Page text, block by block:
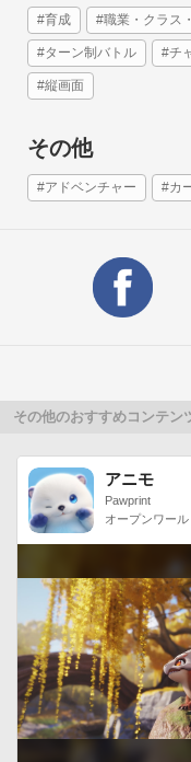
冒険者の店
また、街で困っている
ぞ！
自分の冒険に適した仲
悪事ばかりを働く
悪事を働くと大きな
#育成 #職業・クラス
#ターン制バトル #チ
#縦画面
その他
#アドベンチャー #カ
その他のおすすめコンテン
アニモ
Pawprint
オープンワー